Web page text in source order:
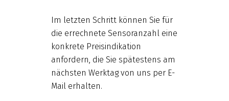
Im letzten Schritt können Sie für
die errechnete Sensoranzahl eine
konkrete Preisindikation
anfordern, die Sie spätestens am
nächsten Werktag von uns per E-
Mail erhalten.